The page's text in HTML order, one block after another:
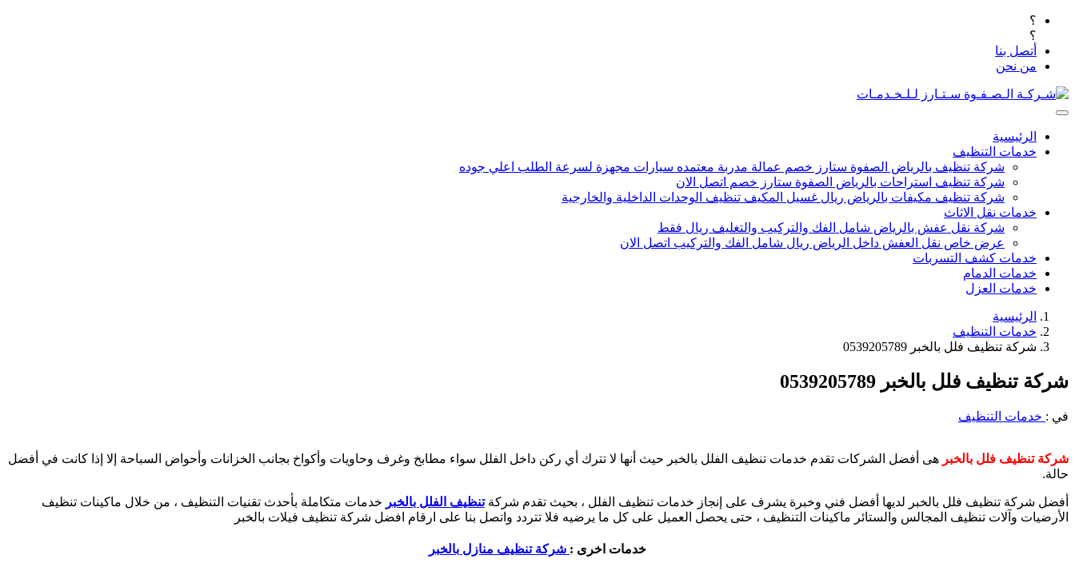
؟
؟
أتصل بنا
من نحن
الرئيسية
خدمات التنظيف
شركة تنظيف بالرياض الصفوة ستارز خصم عمالة مدربة معتمده سيارات مجهزة لسرعة الطلب اعلي جوده
شركة تنظيف استراحات بالرياض الصفوة ستارز خصم اتصل الان
شركة تنظيف مكيفات بالرياض ريال غسيل المكيف تنظيف الوحدات الداخلية والخارجية
خدمات نقل الاثاث
شركة نقل عفش بالرياض شامل الفك والتركيب والتغليف ريال فقط
عرض خاص نقل العفش داخل الرياض ريال شامل الفك والتركيب اتصل الان
خدمات كشف التسربات
خدمات الدمام
خدمات العزل
الرئيسية
خدمات التنظيف
شركة تنظيف فلل بالخبر 0539205789
شركة تنظيف فلل بالخبر 0539205789
في : خدمات التنظيف
شركة تنظيف فلل بالخبر هى أفضل الشركات تقدم خدمات تنظيف الفلل بالخبر حيث أنها لا تترك أي ركن داخل الفلل سواء مطابخ وغرف وحاويات وأكواخ بجانب الخزانات وأحواض السباحة إلا إذا كانت في أفضل
حالة.
أفضل شركة تنظيف فلل بالخبر لديها أفضل فني وخبرة يشرف على إنجاز خدمات تنظيف الفلل ، بحيث تقدم شركةتنظيف الفلل بالخبر خدمات متكاملة بأحدث تقنيات التنظيف ، من خلال ماكينات تنظيف
الأرضيات وآلات تنظيف المجالس والستائر ماكينات التنظيف ، حتى يحصل العميل على كل ما يرضيه فلا تتردد واتصل بنا على ارقام افضل شركة تنظيف فيلات بالخبر
خدمات اخرى : شركة تنظيف منازل بالخبر